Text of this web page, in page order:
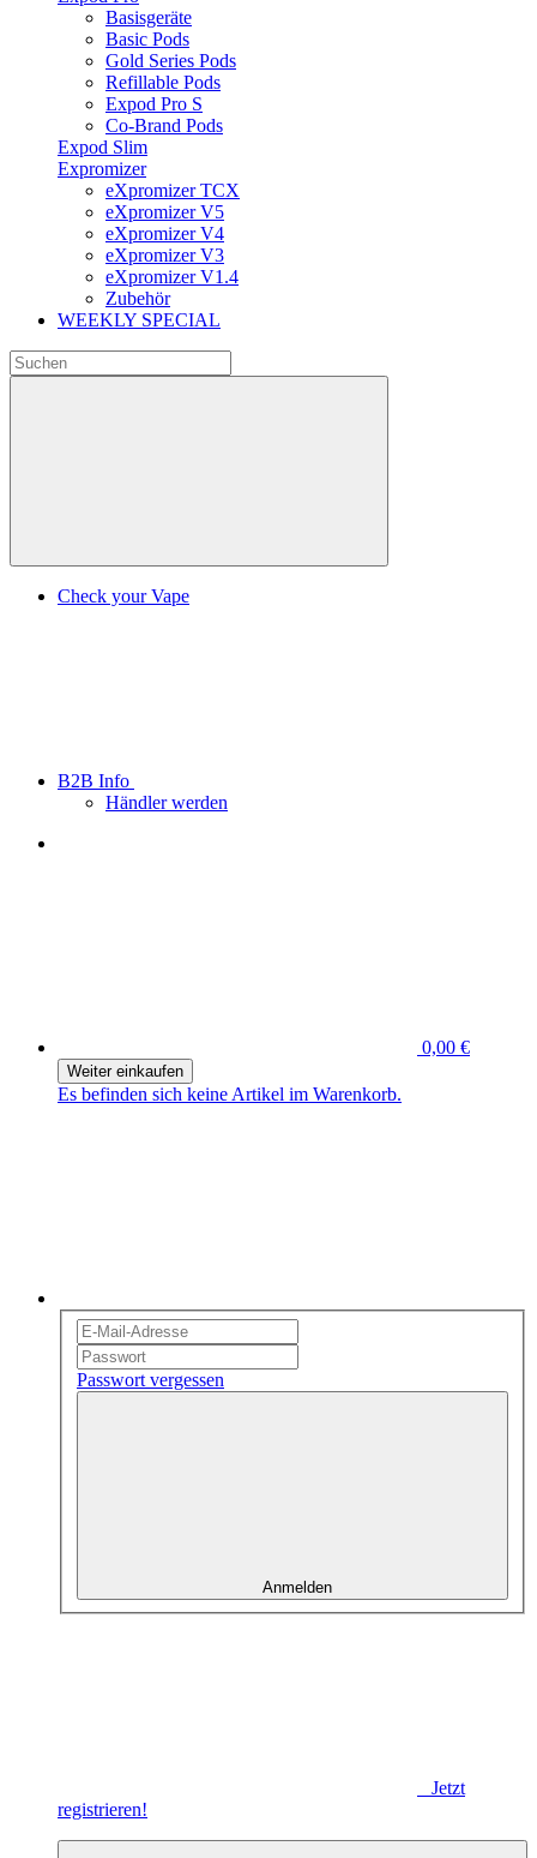
Basisgeräte
Basic Pods
Gold Series Pods
Refillable Pods
Expod Pro S
Co-Brand Pods
Expod Slim
Expromizer
eXpromizer TCX
eXpromizer V5
eXpromizer V4
eXpromizer V3
eXpromizer V1.4
Zubehör
WEEKLY SPECIAL
Check your Vape
B2B Info
Händler werden
0,00 €
Weiter einkaufen
Es befinden sich keine Artikel im Warenkorb.
Passwort vergessen
Anmelden
Jetzt
registrieren!